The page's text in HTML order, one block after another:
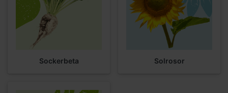
Sockerbeta Solrosor